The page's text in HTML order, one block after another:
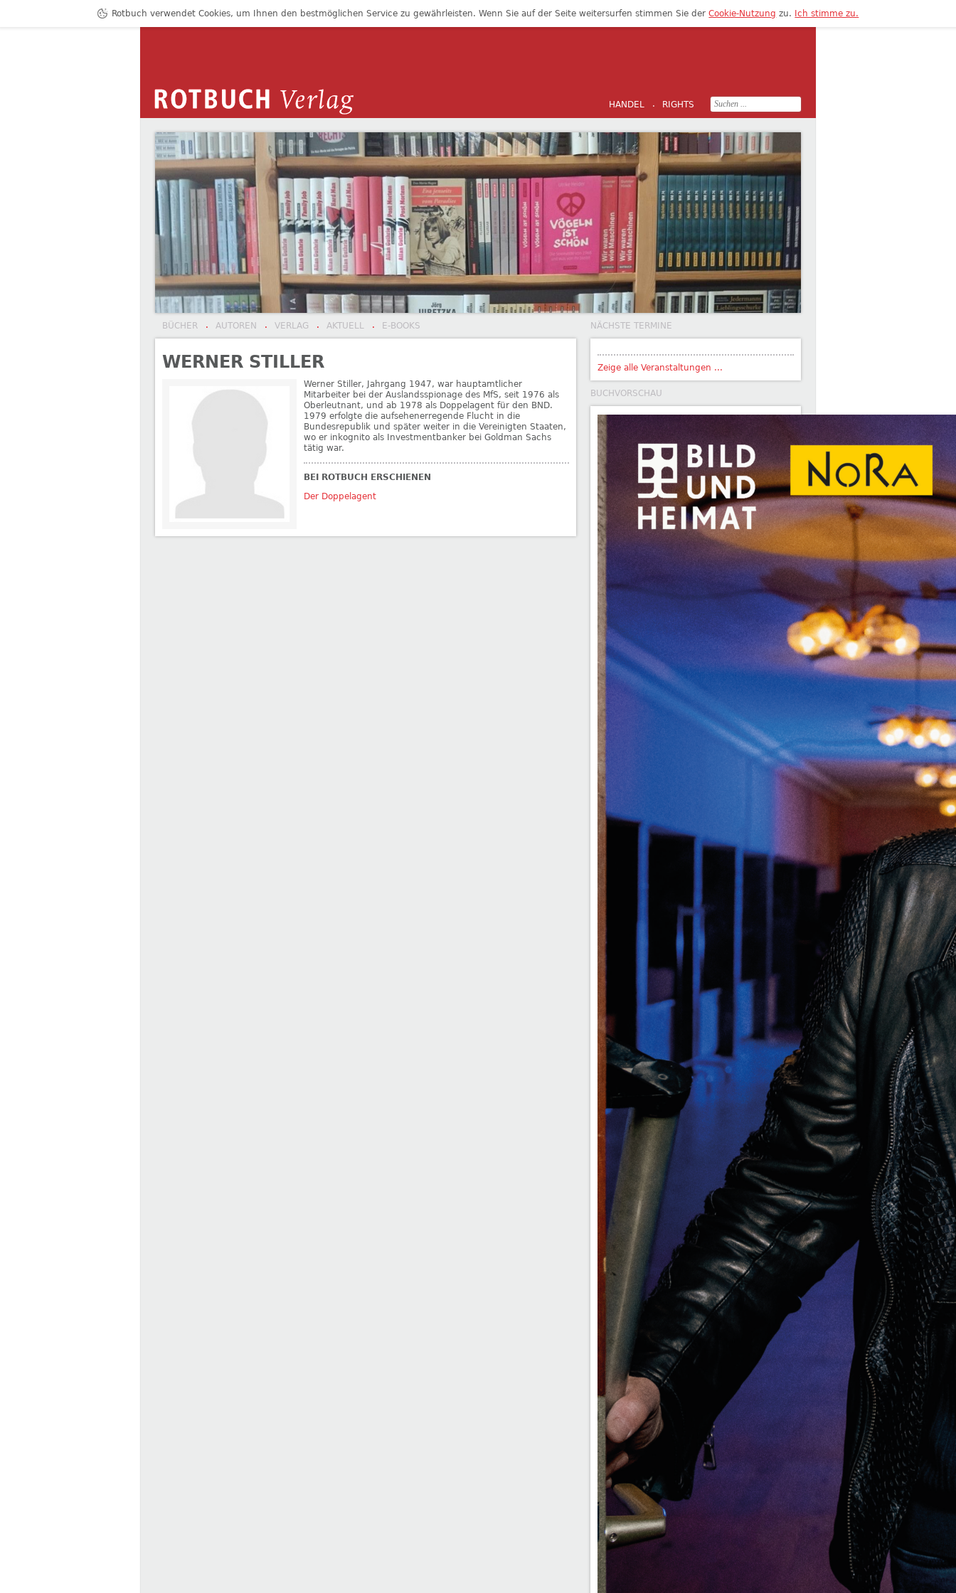
Rotbuch verwendet Cookies, um Ihnen den bestmöglichen Service zu gewährleisten. Wenn Sie auf der Seite weitersurfen stimmen Sie derCookie-Nutzung zu. Ich stimme zu.
HANDEL · RIGHTS
Search
for:
ROTBUCH VERLAG
WERNER STILLER
BÜCHER · AUTOREN · VERLAG · AKTUELL · E-BOOKS
WERNER STILLER
Werner Stiller, Jahrgang 1947, war hauptamtlicher
Mitarbeiter bei der Auslandsspionage des MfS, seit 1976 als
Oberleutnant, und ab 1978 als Doppelagent für den BND.
1979 erfolgte die aufsehenerregende Flucht in die
Bundesrepublik und später weiter in die Vereinigten Staaten,
wo er inkognito als Investmentbanker bei Goldman Sachs
tätig war.
BEI ROTBUCH ERSCHIENEN
Der Doppelagent
←Laura von Wangenheim Kay Schiller→
NÄCHSTE TERMINE
Zeige alle Veranstaltungen ...
BUCHVORSCHAU